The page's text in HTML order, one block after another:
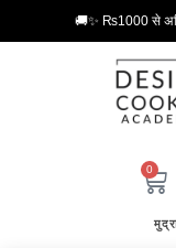
🚚✨ ₨1000 से
0